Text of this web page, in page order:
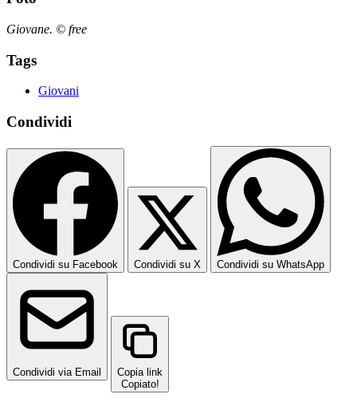
Giovane. © free
Tags
Giovani
Condividi
Condividi su Facebook Condividi su X Condividi su WhatsApp
Condividi via Email
Copia link
Copiato!